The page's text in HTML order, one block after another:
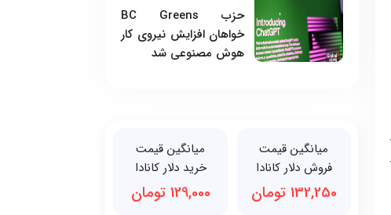
حزب BC Greens
خواهان افزایش نیروی کار
هوش مصنوعی شد
میانگین قیمت
فروش دلار کانادا
132,250 تومان
میانگین قیمت
خرید دلار کانادا
129,000 تومان